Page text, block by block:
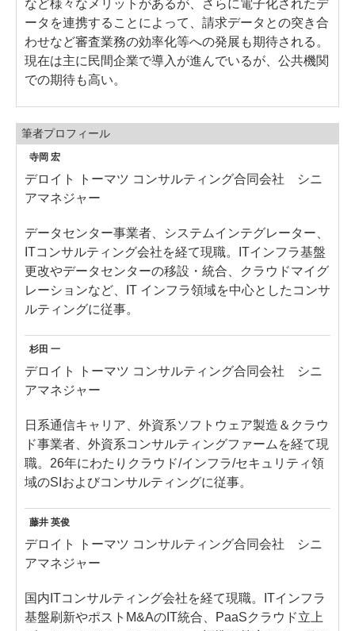
など様々なメリットがあるが、さらに電子化されたデ
ータを連携することによって、請求データとの突き合
わせなど審査業務の効率化等への発展も期待される。
現在は主に民間企業で導入が進んでいるが、公共機関
での期待も高い。
筆者プロフィール
寺岡 宏
デロイト トーマツ コンサルティング合同会社 シニ
アマネジャー
データセンター事業者、システムインテグレーター、
ITコンサルティング会社を経て現職。ITインフラ基盤
更改やデータセンターの移設・統合、クラウドマイグ
レーションなど、IT インフラ領域を中心としたコンサ
ルティングに従事。
杉田 一
デロイト トーマツ コンサルティング合同会社 シニ
アマネジャー
日系通信キャリア、外資系ソフトウェア製造＆クラウ
ド事業者、外資系コンサルティングファームを経て現
職。26年にわたりクラウド/インフラ/セキュリティ領
域のSIおよびコンサルティングに従事。
藤井 英俊
デロイト トーマツ コンサルティング合同会社 シニ
アマネジャー
国内ITコンサルティング会社を経て現職。ITインフラ
基盤刷新やポストM&AのIT統合、PaaSクラウド立上